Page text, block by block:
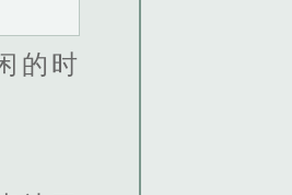
的时